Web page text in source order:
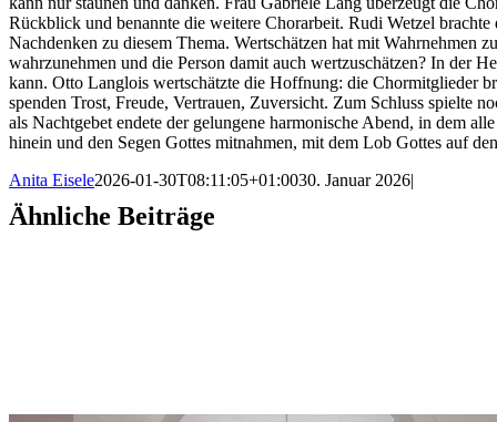
Rückblick und benannte die weitere Chorarbeit. Rudi Wetzel
Nachdenken zu diesem Thema. Wertschätzen hat mit
wahrzunehmen und die Person damit auch wertzuschätzen? In der
kann. Otto Langlois wertschätzte die Hoffnung: die Chormitglieder
spenden Trost, Freude, Vertrauen, Zuversicht. Zum Schluss spielte
als Nachtgebet endete der gelungene harmonische Abend, in dem
hinein und den Segen Gottes mitnahmen, mit dem Lob Gottes auf
Anita Eisele2026-01-30T08:11:05+01:0030. Januar 2026|
Ähnliche Beiträge